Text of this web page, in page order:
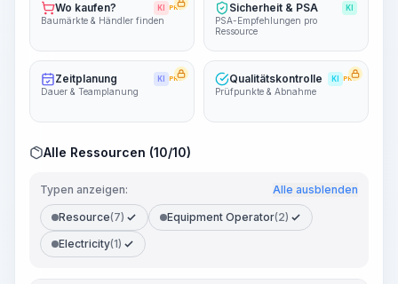
Wo kaufen? KI PRO
Baumärkte & Händler finden
Sicherheit & PSA KI
PSA-Empfehlungen pro
Ressource
Zeitplanung KI PRO
Dauer & Teamplanung
Qualitätskontrolle KI PRO
Prüfpunkte & Abnahme
Alle Ressourcen (10/10)
Typen anzeigen: Alle ausblenden
Resource(7) Equipment Operator(2)
Electricity(1)